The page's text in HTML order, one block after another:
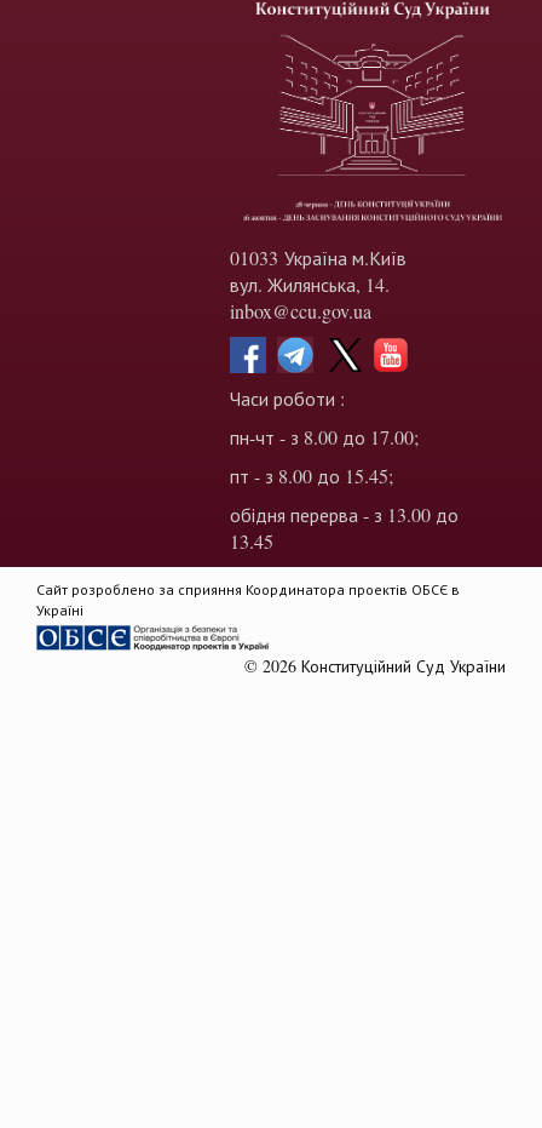
01033 Україна м.Київ
вул. Жилянська, 14.
inbox@ccu.gov.ua
Часи роботи :
пн-чт - з 8.00 до 17.00;
пт - з 8.00 до 15.45;
обідня перерва - з 13.00 до
13.45
Сайт розроблено за сприяння Координатора проектів ОБСЄ в
Україні
© 2026 Конституційний Суд України